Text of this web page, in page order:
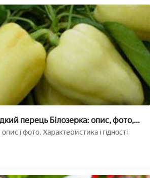
перець Білозерка: опис, фото,
догляд
і фото. Характеристика і гідності